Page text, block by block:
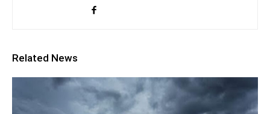
Related News